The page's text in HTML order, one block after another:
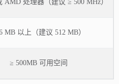
AMD 处理器（建议 ≥ 500 MHz）
MB 以上（建议 512 MB）
≥ 500MB 可用空间